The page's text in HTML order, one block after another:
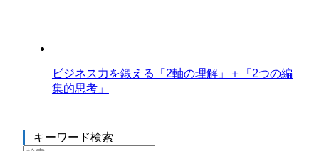
ビジネス力を鍛える「2軸の理解」＋「2つの編
集的思考」
キーワード検索